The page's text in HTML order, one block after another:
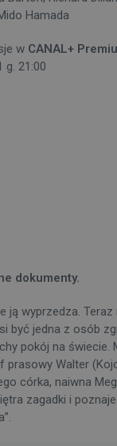
Hamada
w CANAL+
g. 21:00
dokumenty.
ją wyprzedza.
być jedna z osób
pokój na świecie.
prasowy Walter
córka, naiwna
zagadki i